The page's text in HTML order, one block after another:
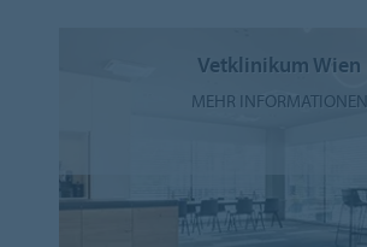
Vetklinikum Wien
MEHR INFORMATIONEN